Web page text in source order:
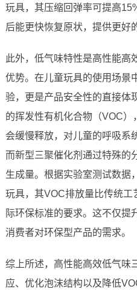
玩具，其压缩回弹率可提高
后能更快恢复原状，提供更好
此外，低气味特性是高性能高
优势。在儿童玩具的使用场景
验，更是产品安全性的直接体
的挥发性有机化合物（VOC
会缓慢释放，对儿童的呼吸系
而新型三聚催化剂通过特殊的
生成量。根据实验室测试数据
玩具，其VOC排放量比传统工
际环保标准的要求。这不仅提
消费者对环保型产品的需求。
综上所述，高性能高效低气味
应、优化泡沫结构以及降低